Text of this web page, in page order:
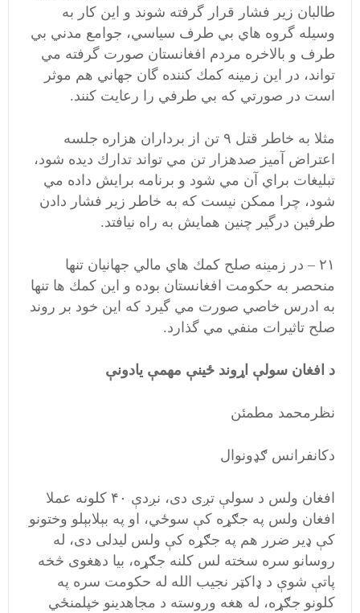
طالبان زير فشار قرار گرفته شوند و اين كار به
وسيله گروه هاي بي طرف سياسي، جوامع مدني بي
طرف و بالاخره مردم افغانستان صورت گرفته مي
تواند، در اين زمينه كمك كننده گان جهاني هم موثر
است در صورتي كه بي طرفي را رعايت كنند.
مثلا به خاطر قتل ۹ تن از برداران هزاره جلسه
اعتراض آميز صدهزار تن مي تواند تدارك ديده شود،
تبليغات براي آن مي شود و برنامه برايش داده مي
شود، چرا ممكن نيست كه به خاطر زير فشار دادن
طرفين درگير چنين همايش به راه نيافتد.
۲۱ – در زمينه صلح كمك هاي مالي جهانيان تنها
منحصر به حكومت افغانستان بوده و اين كمك ها تنها
به ادرس خاصي صورت مي گيرد كه اين خود بر روند
صلح تاثيرات منفي مي گذارد.
د افغان سولې اړوند ځينې مهمې یادونې
نظرمحمد مطمئن
دکانفرانس ګډونوال
افغان ولس د سولې تږی دی، نږدې ۴۰ کلونه عملا
افغان ولس په جګړه کې سوځي، او په بېلابېلو وختونو
کې ډیر ضرر هم په جګړه کې ولس لیدلی دی، له
روسانو سره سخته لس کلنه جګړه، بیا دهغوی څخه
پاتې شوې د ډاکټر نجیب الله له حکومت سره په
کلونو جګړه، له هغه وروسته د مجاهدینو خپلمنځي